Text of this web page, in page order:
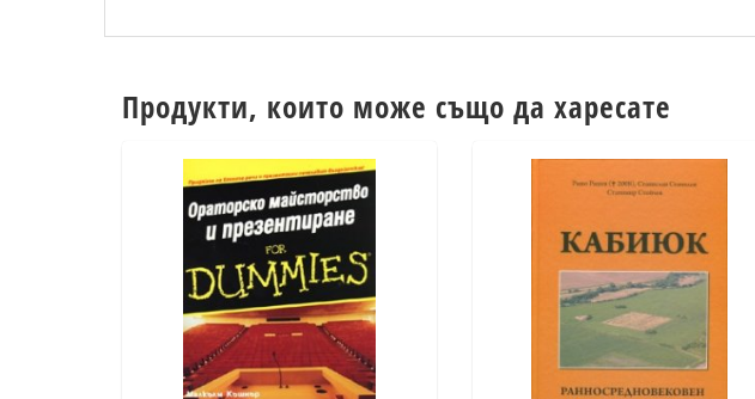
Продукти, които може също да харесате